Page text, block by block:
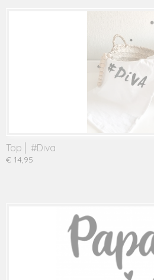
Top│ #Diva
€ 14,95